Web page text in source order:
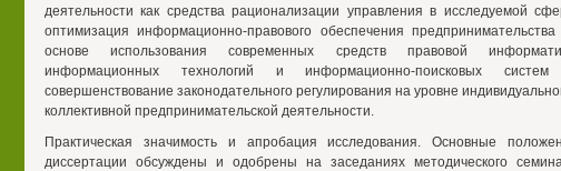
деятельности как средства рационализации управления в исследуемой
оптимизация информационно-правового обеспечения
основе использования современных средств правовой
информационных технологий и информационно-поисковых
совершенствование законодательного регулирования на уровне
коллективной предпринимательской деятельности.
Практическая значимость и апробация исследования. Основные
диссертации обсуждены и одобрены на заседаниях методического